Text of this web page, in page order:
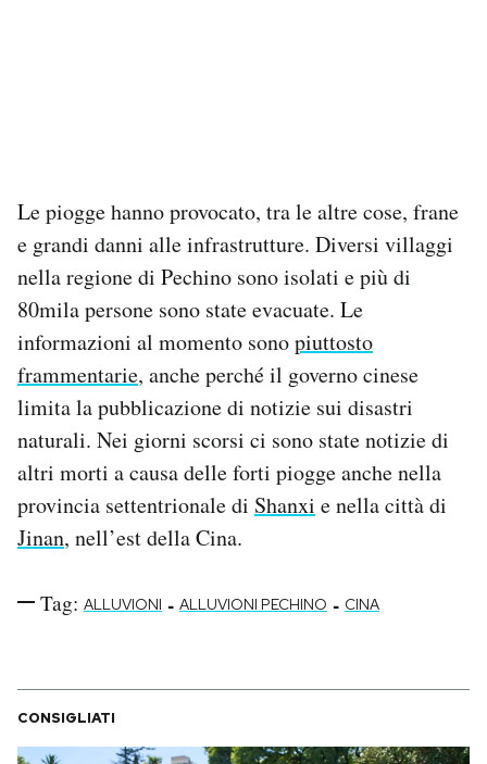
Le piogge hanno provocato, tra le altre cose, frane
e grandi danni alle infrastrutture. Diversi villaggi
nella regione di Pechino sono isolati e più di
80mila persone sono state evacuate. Le
informazioni al momento sonopiuttosto
frammentarie, anche perché il governo cinese
limita la pubblicazione di notizie sui disastri
naturali. Nei giorni scorsi ci sono state notizie di
altri morti a causa delle forti piogge anche nella
provincia settentrionale di Shanxi e nella città di
Jinan, nell’est della Cina.
Tag: ALLUVIONI - ALLUVIONI PECHINO - CINA
CONSIGLIATI